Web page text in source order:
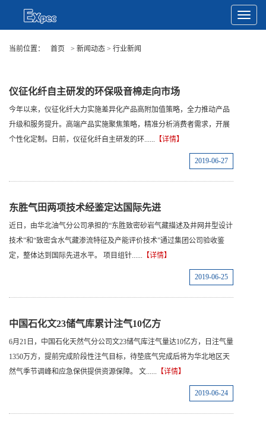
Toggle
当前位置：
首页 > 新闻动态 > 行业新闻
仪征化纤自主研发的环保吸音棉走向市场
今年以来，仪征化纤大力实施差异化产品高附加值策略，全力推动产品
升级和服务提升。高端产品实施聚焦策略，精准分析消费者需求，开展
个性化定制。日前，仪征化纤自主研发的环...... 【详情】
2019-06-27
东胜气田两项技术经鉴定达国际先进
近日，由华北油气分公司承担的“东胜致密砂岩气藏描述及井网井型设计
技术”和“致密含水气藏渗流特征及产能评价技术”通过集团公司验收鉴
定，整体达到国际先进水平。 项目组针...... 【详情】
2019-06-25
中国石化文23储气库累计注气10亿方
6月21日，中国石化天然气分公司文23储气库注气量达10亿方，日注气量
1350万方，提前完成阶段性注气目标，待垫底气完成后将为华北地区天
然气季节调峰和应急保供提供资源保障。 文...... 【详情】
2019-06-24